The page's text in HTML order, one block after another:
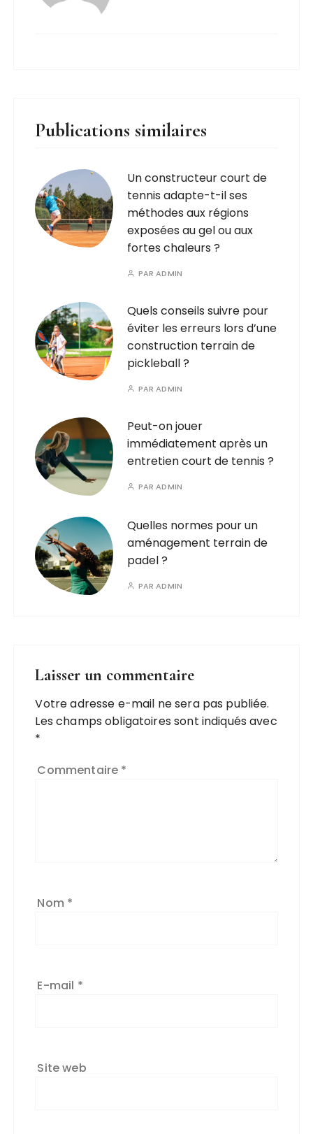
Publications similaires
Un constructeur court de
tennis adapte-t-il ses
méthodes aux régions
exposées au gel ou aux
fortes chaleurs ?
PARADMIN
Quels conseils suivre pour
éviter les erreurs lors d’une
construction terrain de
pickleball ?
PARADMIN
Peut-on jouer
immédiatement après un
entretien court de tennis ?
PARADMIN
Quelles normes pour un
aménagement terrain de
padel ?
PARADMIN
Laisser un commentaire
Votre adresse e-mail ne sera pas publiée.
Les champs obligatoires sont indiqués avec
*
Commentaire *
Nom *
E-mail *
Site web